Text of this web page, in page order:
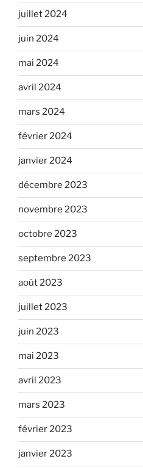
juillet 2024
juin 2024
mai 2024
avril 2024
mars 2024
février 2024
janvier 2024
décembre 2023
novembre 2023
octobre 2023
septembre 2023
août 2023
juillet 2023
juin 2023
mai 2023
avril 2023
mars 2023
février 2023
janvier 2023